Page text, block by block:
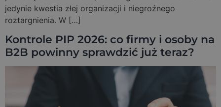
jedynie kwestia złej organizacji i niegroźnego
roztargnienia. W […]
Kontrole PIP 2026: co firmy i osoby na
B2B powinny sprawdzić już teraz?